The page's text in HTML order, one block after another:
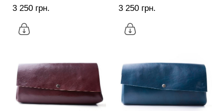
3 250 грн.
3 250 грн.